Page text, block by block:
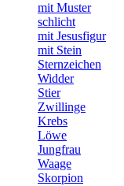
mit Muster
schlicht
mit Jesusfigur
mit Stein
Sternzeichen
Widder
Stier
Zwillinge
Krebs
Löwe
Jungfrau
Waage
Skorpion